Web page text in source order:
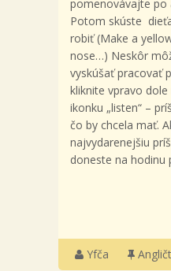
pomenovávajte po
Potom skúste
robiť (Make a
nose…) Neskôr
vyskúšať pracovať
kliknite vpravo
ikonku „listen“ –
čo by chcela mať.
najvydarenejšiu
doneste na hodinu
Yfča